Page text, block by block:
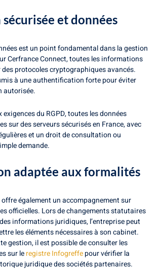
et données
est un point fondamental dans la gestion
Cerfrance Connect, toutes les informations
protocoles cryptographiques avancés.
à une authentification forte pour éviter
autorisée.
du RGPD, toutes les données
sur des serveurs sécurisés en France, avec
et un droit de consultation ou
demande.
adaptée aux formalités
également un accompagnement sur
officielles. Lors de changements statutaires
informations juridiques, l’entreprise peut
les éléments nécessaires à son cabinet.
gestion, il est possible de consulter les
sur leregistre Infogreffepour vérifier la
juridique des sociétés partenaires.